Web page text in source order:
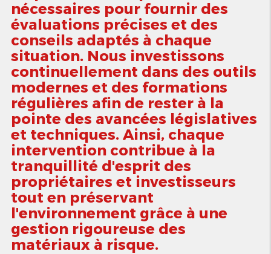
nécessaires pour fournir des
évaluations précises et des
conseils adaptés à chaque
situation. Nous investissons
continuellement dans des outils
modernes et des formations
régulières afin de rester à la
pointe des avancées législatives
et techniques. Ainsi, chaque
intervention contribue à la
tranquillité d'esprit des
propriétaires et investisseurs
tout en préservant
l'environnement grâce à une
gestion rigoureuse des
matériaux à risque.